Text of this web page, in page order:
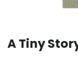
A Tiny